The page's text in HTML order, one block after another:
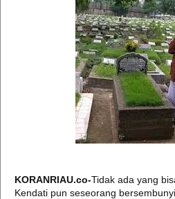
KORANRIAU.co-Tidak ada yang
Kendati pun seseorang